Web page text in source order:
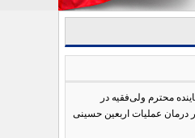
محترم ولی‌فقیه در
درمان عملیات اربعین حسینی